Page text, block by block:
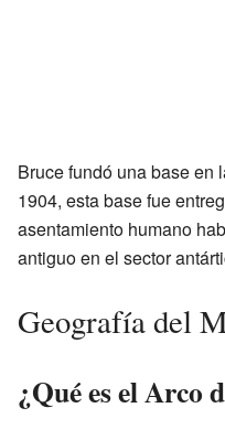
Bruce fundó una base en
1904, esta base fue
asentamiento humano
antiguo en el sector
Geografía del
¿Qué es el Arco